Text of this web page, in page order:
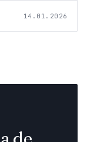
14.01.2026